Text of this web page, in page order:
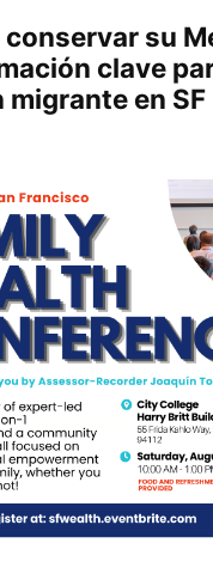
conservar su
clave
en SF